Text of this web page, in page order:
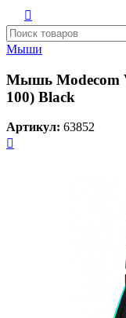

Мыши
Мышь Modecom
100) Black
Артикул: 63852
